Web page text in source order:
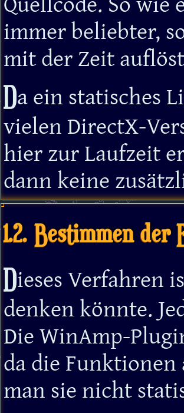
immer beliebter,
mit der Zeit
Da ein statisches
vielen DirectX-
hier zur Laufzeit
dann keine
1.2. Bestimmen der
Dieses Verfahren
denken könnte.
Die WinAmp-
da die Funktionen
man sie nicht